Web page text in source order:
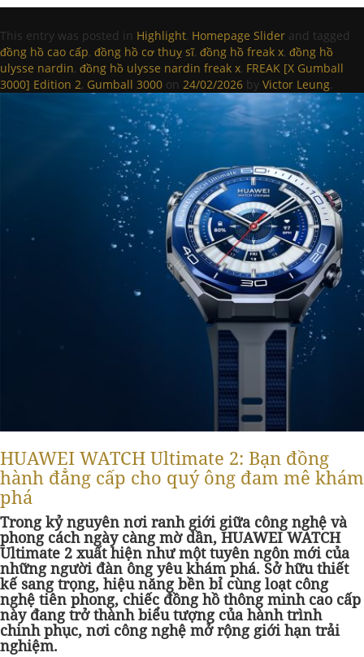
This entry was posted in Highlight, Homepage Slider and tagged
đồng hồ cao cấp, đồng hồ cơ thuỵ sĩ, đồng hồ freak x, đồng hồ
ulysse nardin, đồng hồ ulysse nardin freak x, FREAK [X Gumball
3000] Edition 2, Gumball 3000 on 24/02/2026 by Victor Leung.
HUAWEI WATCH Ultimate 2: Bạn đồng
hành đẳng cấp cho quý ông đam mê khám
phá
Trong kỷ nguyên nơi ranh giới giữa công nghệ và
phong cách ngày càng mờ dần, HUAWEI WATCH
Ultimate 2 xuất hiện như một tuyên ngôn mới của
những người đàn ông yêu khám phá. Sở hữu thiết
kế sang trọng, hiệu năng bền bỉ cùng loạt công
nghệ tiên phong, chiếc đồng hồ thông minh cao cấp
này đang trở thành biểu tượng của hành trình
chinh phục, nơi công nghệ mở rộng giới hạn trải
nghiệm.